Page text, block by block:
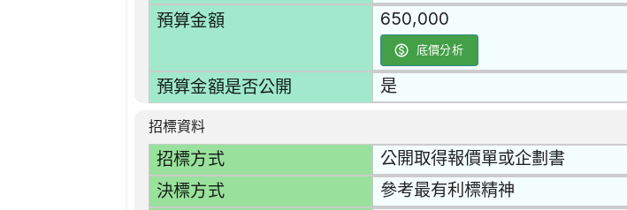
預算金額 650,000
底價分析
預算金額是否公開 是
招標資料
招標方式 公開取得報價單或企劃書
決標方式 參考最有利標精神